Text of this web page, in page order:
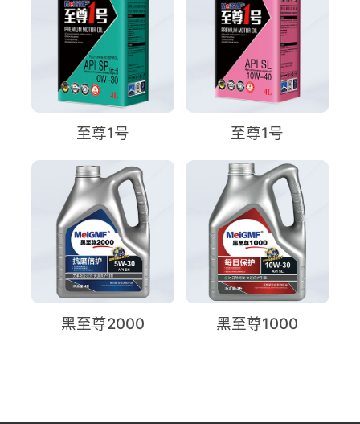
至尊1号 至尊1号
黑至尊2000 黑至尊1000